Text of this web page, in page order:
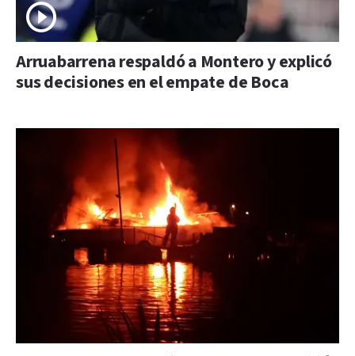
Arruabarrena respaldó a Montero y explicó
sus decisiones en el empate de Boca